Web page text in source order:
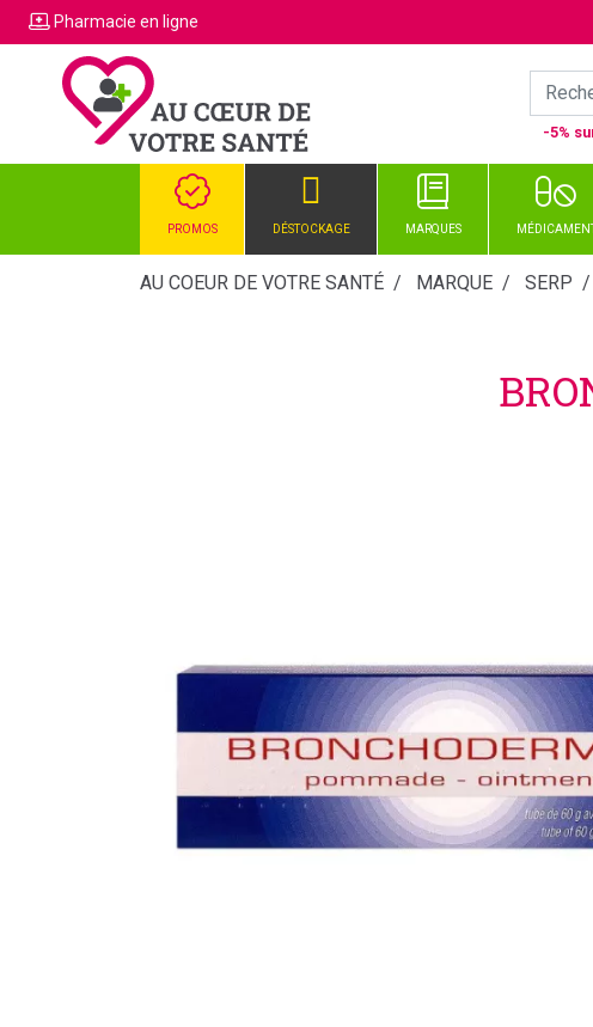
Pharmacie en ligne
-5%
PROMOS DÉSTOCKAGE MARQUES
AU COEUR DE VOTRE SANTÉ MARQUE SERP